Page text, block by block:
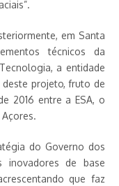
em Santa
técnicos da
a entidade
projeto, fruto de
2016 entre a ESA, o
do Governo dos
inovadores de base
que faz